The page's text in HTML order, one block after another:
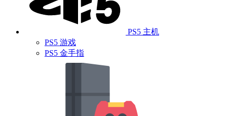
PS5 主机
PS5 游戏
PS5 金手指